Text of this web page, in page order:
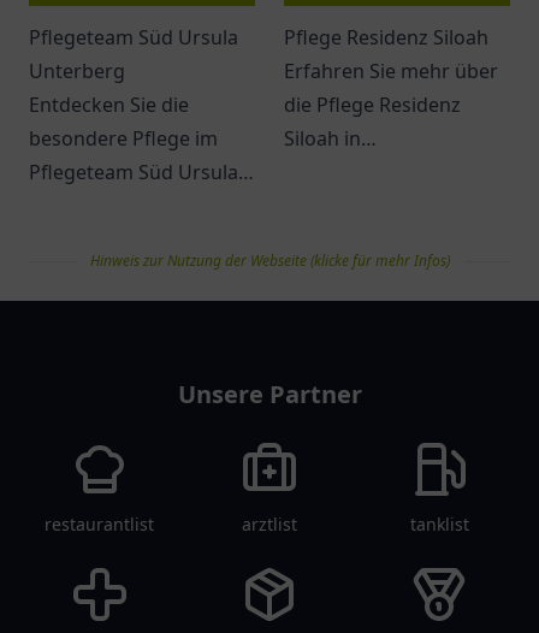
Pflegeteam Süd Ursula
Unterberg
Entdecken Sie die
besondere Pflege im
Pflegeteam Süd Ursula
Betreuung und
Unterstützung.
Pflege Residenz Siloah
Erfahren Sie mehr über
die Pflege Residenz
Siloah in
Seniorenbetreuung.
Hinweis zur Nutzung der Webseite (klicke für mehr Infos)
Unsere Partner
restaurantlist arztlist tanklist